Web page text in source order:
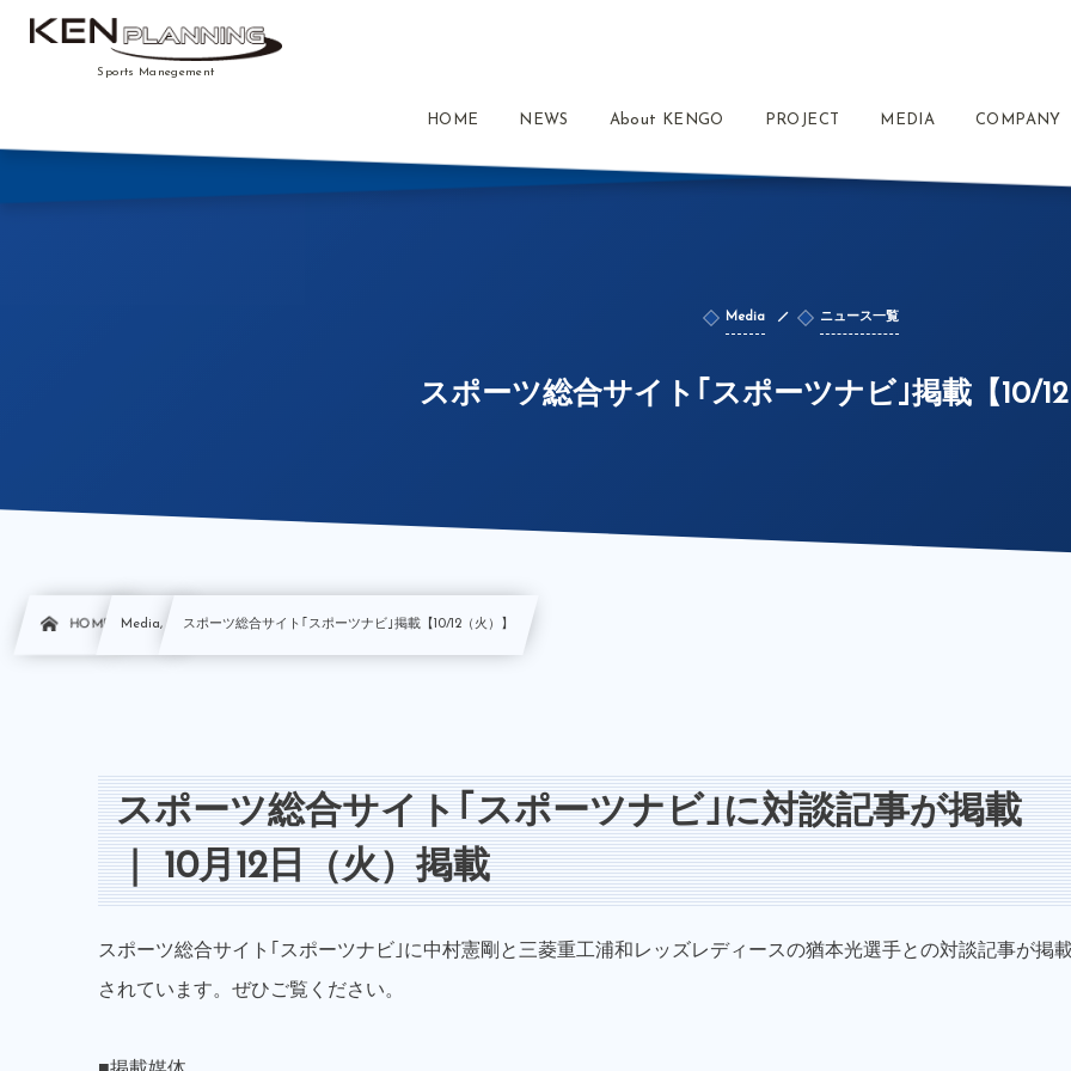
Sports Manegement
HOME NEWS About KENGO PROJECT MEDIA COMPANY
Media ニュース一覧
スポーツ総合サイト｢スポーツナビ｣掲載【10/
HOME Media, … スポーツ総合サイト｢スポーツナビ｣掲載【10/12（火）】
スポーツ総合サイト｢スポーツナビ｣に対談記事が掲載
｜ 10月12日（火）掲載
スポーツ総合サイト｢スポーツナビ｣に中村憲剛と三菱重工浦和レッズレディースの猶本光選手との対談記事が掲
されています。ぜひご覧ください。